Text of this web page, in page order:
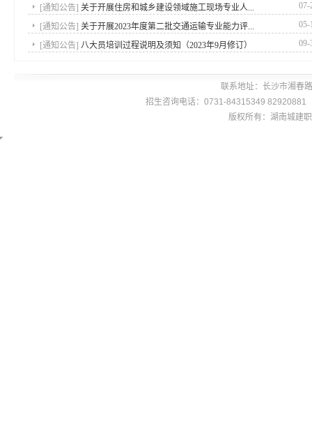
[通知公告] 关于开展住房和城乡建设领域施工现场专业人... 07-
[通知公告] 关于开展2023年度第二批交通运输专业能力评... 05-
[通知公告] 八大员培训过程说明及须知（2023年9月修订） 09-
联系地址：长沙市湘春
招生咨询电话：0731-84315349
版权所有：湖南城建